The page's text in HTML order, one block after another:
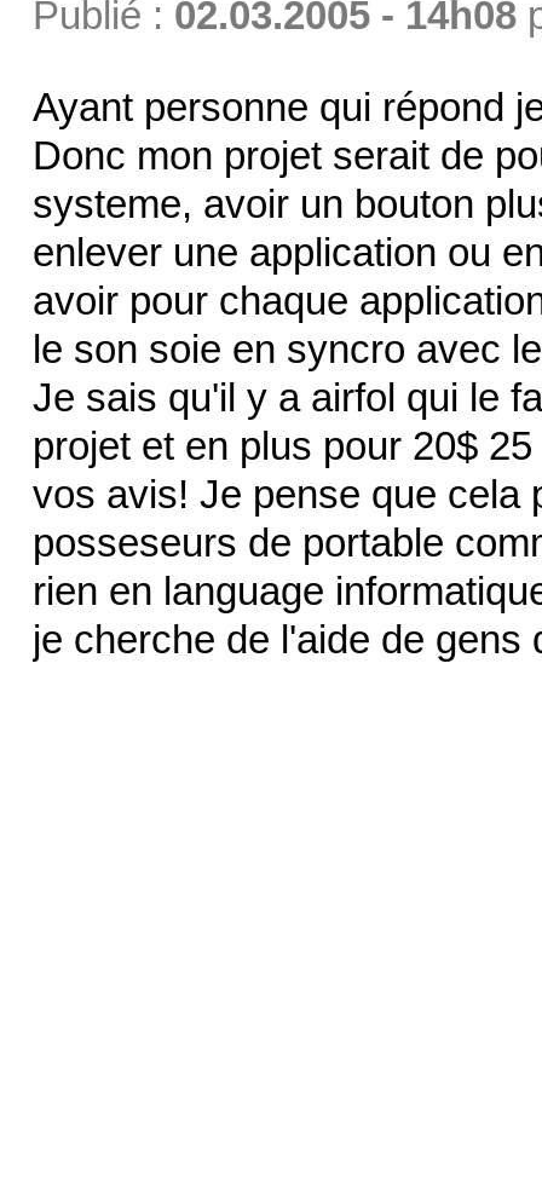
Publié : 02.03.2005 - 14h08
Ayant personne qui répond
Donc mon projet serait de
systeme, avoir un bouton
enlever une application ou
avoir pour chaque
le son soie en syncro avec
Je sais qu'il y a airfol qui le
projet et en plus pour 20$
vos avis! Je pense que cela
posseseurs de portable
rien en language
je cherche de l'aide de gens